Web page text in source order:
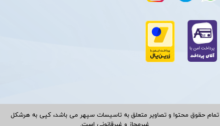
تمام حقوق محتوا و تصاویر متعلق به تاسیسات سپهر می باشد، کپی به هرشکل